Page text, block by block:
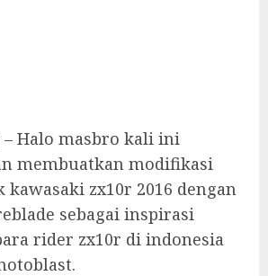
Halo masbro kali ini
membuatkan modifikasi
zx10r 2016 dengan
sebagai inspirasi
rider zx10r di indonesia